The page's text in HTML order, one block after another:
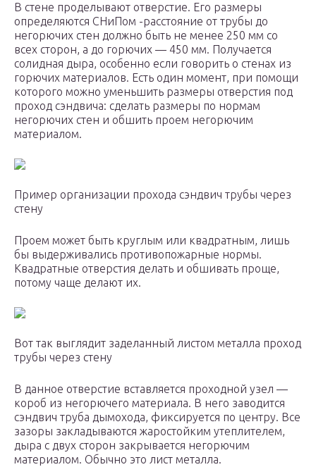
В стене проделывают отверстие. Его размеры
определяются СНиПом -расстояние от трубы до
негорючих стен должно быть не менее 250 мм со
всех сторон, а до горючих — 450 мм. Получается
солидная дыра, особенно если говорить о стенах из
горючих материалов. Есть один момент, при помощи
которого можно уменьшить размеры отверстия под
проход сэндвича: сделать размеры по нормам
негорючих стен и обшить проем негорючим
материалом.
Пример организации прохода сэндвич трубы через
стену
Проем может быть круглым или квадратным, лишь
бы выдерживались противопожарные нормы.
Квадратные отверстия делать и обшивать проще,
потому чаще делают их.
Вот так выглядит заделанный листом металла проход
трубы через стену
В данное отверстие вставляется проходной узел —
короб из негорючего материала. В него заводится
сэндвич труба дымохода, фиксируется по центру. Все
зазоры закладываются жаростойким утеплителем,
дыра с двух сторон закрывается негорючим
материалом. Обычно это лист металла.